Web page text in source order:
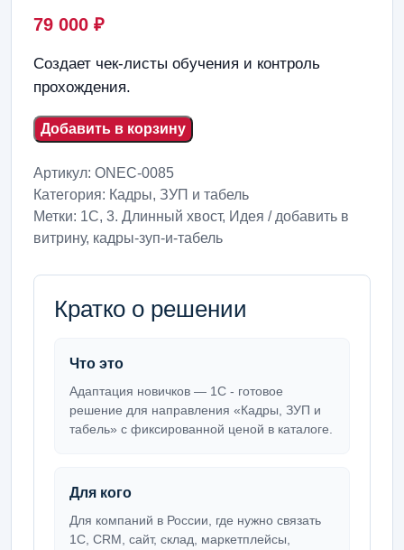
79 000 ₽
Создает чек-листы обучения и контроль
прохождения.
Добавить в корзину
Артикул: ONEC-0085
Категория: Кадры, ЗУП и табель
Метки: 1С, 3. Длинный хвост, Идея / добавить в
витрину, кадры-зуп-и-табель
Кратко о решении
Что это
Адаптация новичков — 1С - готовое
решение для направления «Кадры, ЗУП и
табель» с фиксированной ценой в каталоге.
Для кого
Для компаний в России, где нужно связать
1С, CRM, сайт, склад, маркетплейсы,